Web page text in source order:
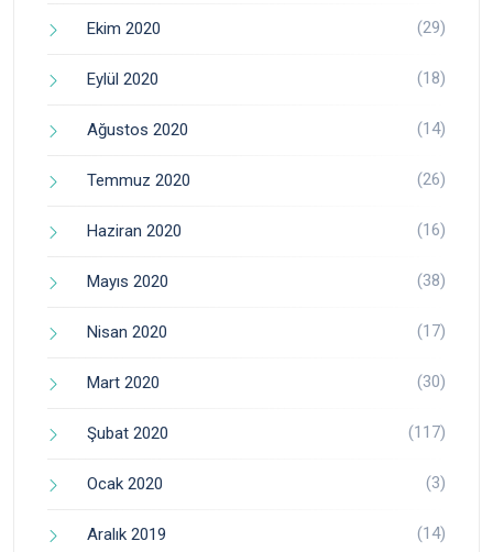
Ekim 2020 (29)
Eylül 2020 (18)
Ağustos 2020 (14)
Temmuz 2020 (26)
Haziran 2020 (16)
Mayıs 2020 (38)
Nisan 2020 (17)
Mart 2020 (30)
Şubat 2020 (117)
Ocak 2020 (3)
Aralık 2019 (14)